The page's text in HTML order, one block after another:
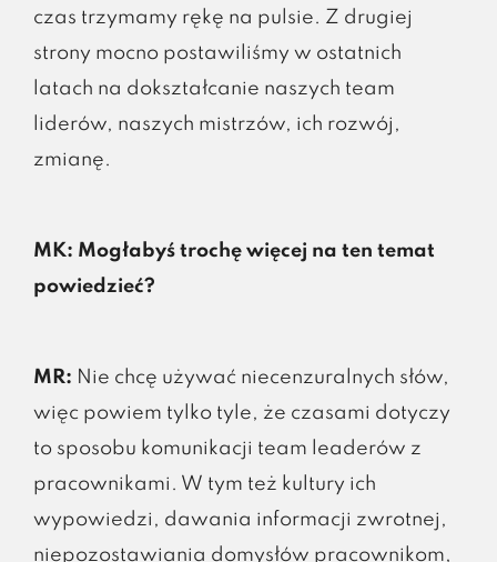
czas trzymamy rękę na pulsie. Z drugiej
strony mocno postawiliśmy w ostatnich
latach na dokształcanie naszych team
liderów, naszych mistrzów, ich rozwój,
zmianę.
MK: Mogłabyś trochę więcej na ten temat
powiedzieć?
MR: Nie chcę używać niecenzuralnych słów,
więc powiem tylko tyle, że czasami dotyczy
to sposobu komunikacji team leaderów z
pracownikami. W tym też kultury ich
wypowiedzi, dawania informacji zwrotnej,
niepozostawiania domysłów pracownikom,